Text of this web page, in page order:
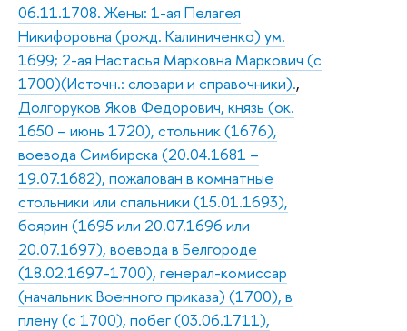
06.11.1708. Жены: 1-ая Пелагея
Никифоровна (рожд. Калиниченко) ум.
1699; 2-ая Настасья Марковна Маркович (с
1700)(Источн.: словари и справочники).,
Долгоруков Яков Федорович, князь (ок.
1650 – июнь 1720), стольник (1676),
воевода Симбирска (20.04.1681 –
19.07.1682), пожалован в комнатные
стольники или спальники (15.01.1693),
боярин (1695 или 20.07.1696 или
20.07.1697), воевода в Белгороде
(18.02.1697-1700), генерал-комиссар
(начальник Военного приказа) (1700), в
плену (с 1700), побег (03.06.1711),